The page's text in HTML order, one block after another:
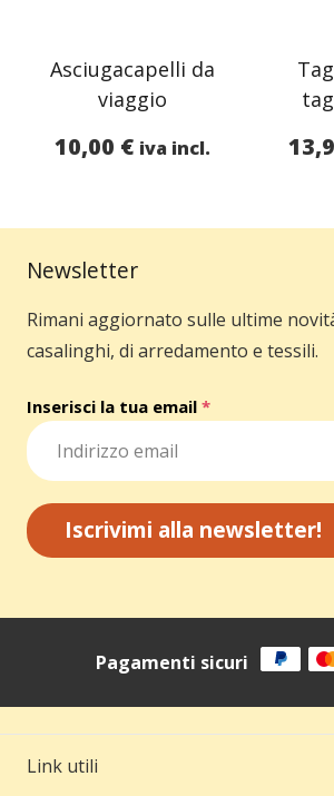
Asciugacapelli da
viaggio
10,00 € iva incl.
Newsletter
Rimani aggiornato sulle ultime
casalinghi, di arredamento e tessili.
Inserisci la tua email *
Iscrivimi alla newsletter!
Pagamenti sicuri
Link utili